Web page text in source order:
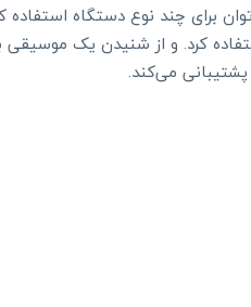
برای چند نوع دستگاه استفاده
می‌کند.